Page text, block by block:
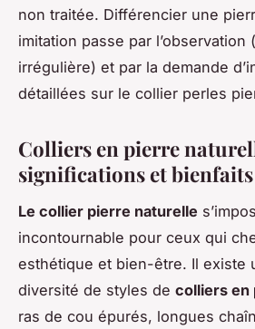
non traitée. Différencier une
imitation passe par
irrégulière) et par la demande
détaillées sur le collier perles
Colliers en pierre
significations et bienfaits
Le collier pierre naturelle
incontournable pour ceux qui
esthétique et bien-être. Il existe
diversité de styles de colliers en
ras de cou épurés, longues